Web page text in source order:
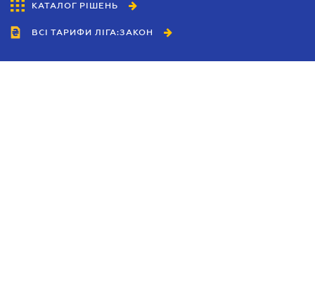
КАТАЛОГ РІШЕНЬ
ВСІ ТАРИФИ ЛІГА:ЗАКОН